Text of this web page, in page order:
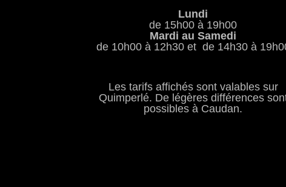
Lundi
de 15h00 à 19h00
Mardi au Samedi
de 10h00 à 12h30 et de 14h30 à
Les tarifs affichés sont valables sur
Quimperlé. De légères différences
possibles à Caudan.